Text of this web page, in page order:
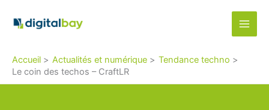
Accueil Actualités et numérique
Tendance techno
Le coin des techos – CraftLR